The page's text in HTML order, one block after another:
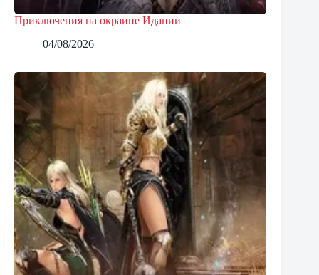
Приключения на окраине Идании
04/08/2026